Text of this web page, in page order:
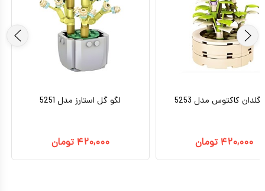
لگو گل استارز مدل 5251
۴۲۰,۰۰۰ تومان
گلدان کاکتوس مدل 5253
۴۲۰,۰۰۰ تومان